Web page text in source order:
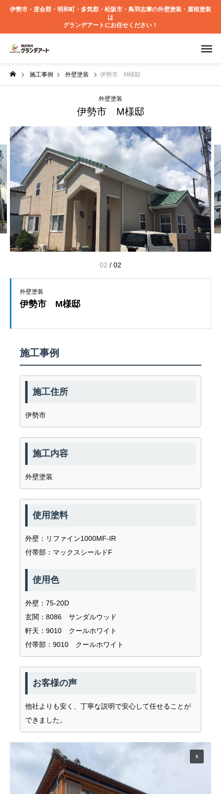
伊勢市・度会郡・明和町・多気郡・松阪市・鳥羽志摩の外壁塗装・屋根塗装
は
グランデアートにお任せください！
施工事例 外壁塗装 伊勢市 M様邸
外壁塗装
伊勢市 M様邸
01 / 02
外壁塗装
伊勢市 M様邸
施工事例
施工住所
伊勢市
施工内容
外壁塗装
使用塗料
外壁：リファイン1000MF-IR
付帯部：マックスシールドF
使用色
外壁：75-20D
玄関：8086 サンダルウッド
軒天：9010 クールホワイト
付帯部：9010 クールホワイト
お客様の声
他社よりも安く、丁寧な説明で安心して任せることが
できました。